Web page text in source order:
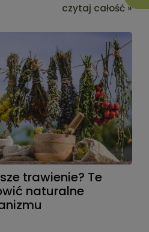
czytaj całość »
trawienie? Te
naturalne